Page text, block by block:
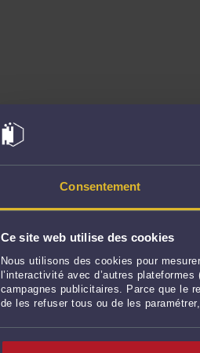
Consentement
Ce site web utilise des cookies
Nous utilisons des cookies pour
l’interactivité avec d’autres
campagnes publicitaires. Parce que le
de les refuser tous ou de les